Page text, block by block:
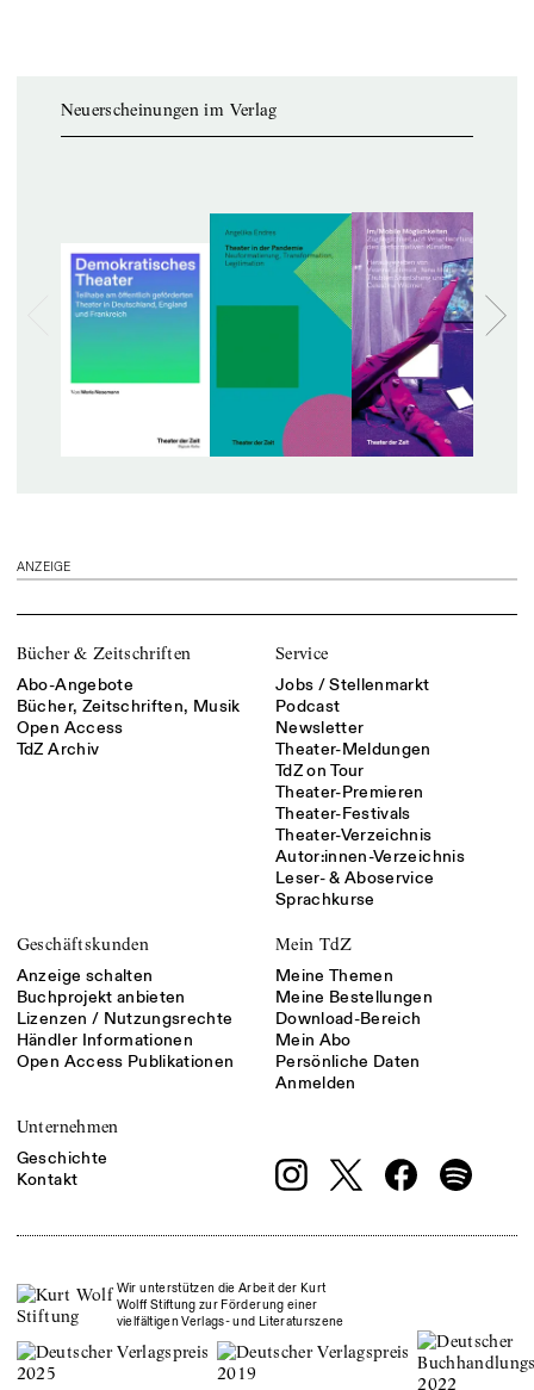
Neuerscheinungen im Verlag
ANZEIGE
Bücher & Zeitschriften
Abo-Angebote
Bücher, Zeitschriften, Musik
Open Access
TdZ Archiv
Service
Jobs / Stellenmarkt
Podcast
Newsletter
Theater-Meldungen
TdZ on Tour
Theater-Premieren
Theater-Festivals
Theater-Verzeichnis
Autor:innen-Verzeichnis
Leser- & Aboservice
Sprachkurse
Geschäftskunden
Anzeige schalten
Buchprojekt anbieten
Lizenzen / Nutzungsrechte
Händler Informationen
Open Access Publikationen
Mein TdZ
Meine Themen
Meine Bestellungen
Download-Bereich
Mein Abo
Persönliche Daten
Anmelden
Unternehmen
Geschichte
Kontakt
Wir unterstützen die Arbeit der Kurt
Wolff Stiftung zur Förderung einer
vielfältigen Verlags- und Literaturszene